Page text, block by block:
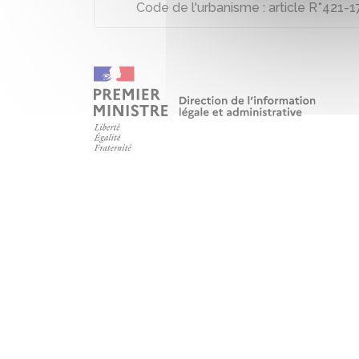
Code de l'urbanisme : article R*421-